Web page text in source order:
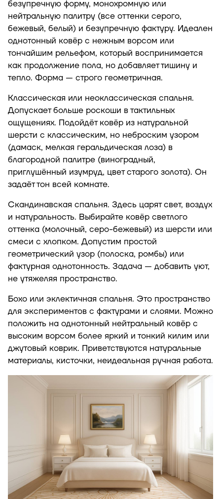
безупречную форму, монохромную или
нейтральную палитру (все оттенки серого,
бежевый, белый) и безупречную фактуру. Идеален
однотонный ковёр с нежным ворсом или
тончайшим рельефом, который воспринимается
как продолжение пола, но добавляет тишину и
тепло. Форма — строго геометричная.
Классическая или неоклассическая спальня.
Допускает больше роскоши в тактильных
ощущениях. Подойдёт ковёр из натуральной
шерсти с классическим, но неброским узором
(дамаск, мелкая геральдическая лоза) в
благородной палитре (виноградный,
приглушённый изумруд, цвет старого золота). Он
задаёт тон всей комнате.
Скандинавская спальня. Здесь царят свет, воздух
и натуральность. Выбирайте ковёр светлого
оттенка (молочный, серо-бежевый) из шерсти или
смеси с хлопком. Допустим простой
геометрический узор (полоска, ромбы) или
фактурная однотонность. Задача — добавить уют,
не утяжеляя пространство.
Бохо или эклектичная спальня. Это пространство
для экспериментов с фактурами и слоями. Можно
положить на однотонный нейтральный ковёр с
высоким ворсом более яркий и тонкий килим или
джутовый коврик. Приветствуются натуральные
материалы, кисточки, неидеальная ручная работа.